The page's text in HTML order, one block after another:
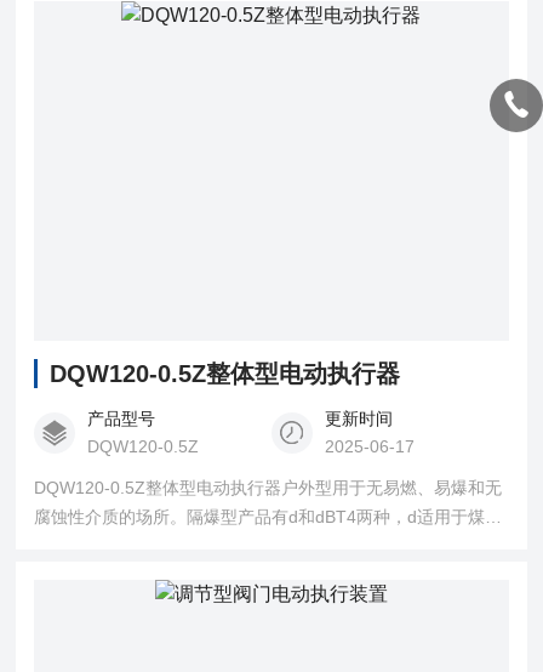
DQW120-0.5Z整体型电动执行器
产品型号
DQW120-0.5Z
更新时间
2025-06-17
DQW120-0.5Z整体型电动执行器户外型用于无易燃、易爆和无
腐蚀性介质的场所。隔爆型产品有d和dBT4两种，d适用于煤矿